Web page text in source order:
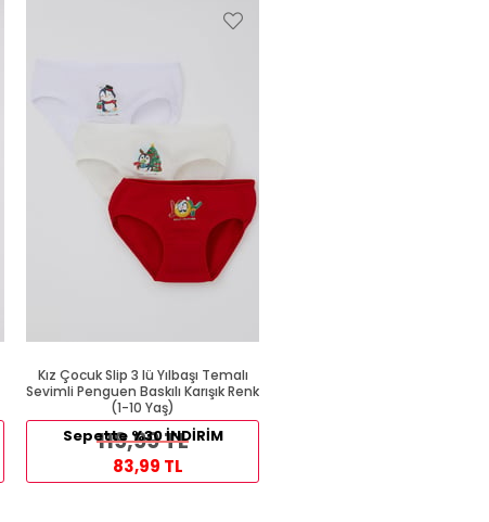
Kız Çocuk Slip 3 lü Yılbaşı Temalı
Sevimli Penguen Baskılı Karışık Renk
(1-10 Yaş)
119,99 TL
Sepette %30 İNDİRİM
83,99 TL